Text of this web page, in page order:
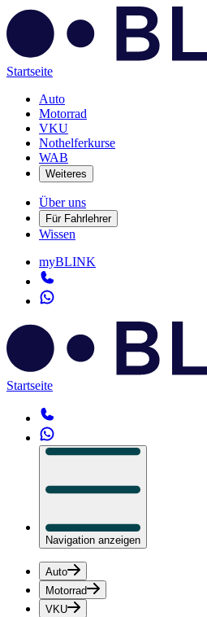
Startseite
Auto
Motorrad
VKU
Nothelferkurse
WAB
Weiteres
Über uns
Für Fahrlehrer
Wissen
myBLINK
Startseite
Navigation anzeigen
Auto
Motorrad
VKU